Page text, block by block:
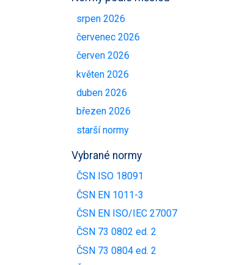
srpen 2026
červenec 2026
červen 2026
květen 2026
duben 2026
březen 2026
starší normy
Vybrané normy
ČSN ISO 18091
ČSN EN 1011-3
ČSN EN ISO/IEC 27007
ČSN 73 0802 ed. 2
ČSN 73 0804 ed. 2